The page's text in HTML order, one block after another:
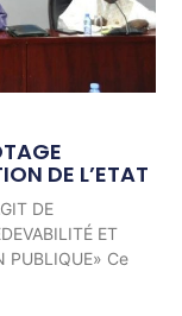
DE L’ETAT
DE
ET
PUBLIQUE» Ce